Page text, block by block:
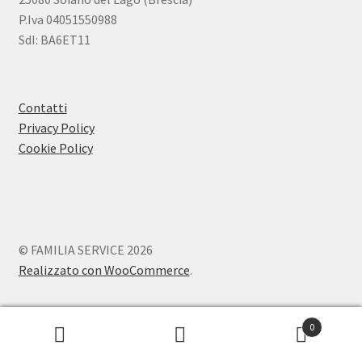
P.Iva 04051550988
SdI: BA6ET11
Contatti
Privacy Policy
Cookie Policy
© FAMILIA SERVICE 2026
Realizzato con WooCommerce.
0